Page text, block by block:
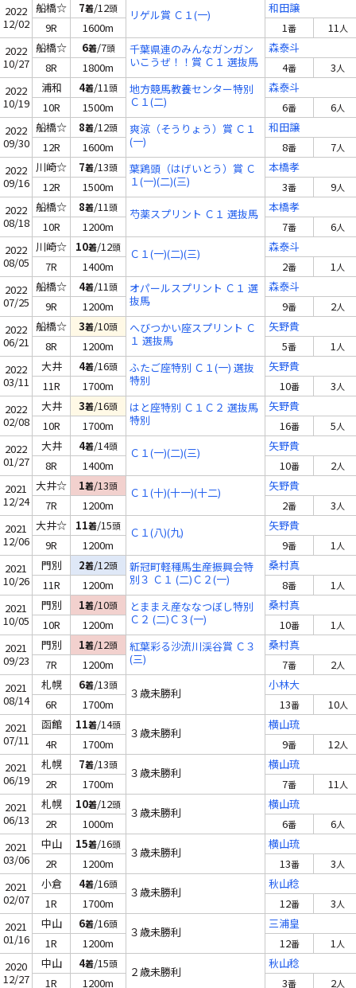
2022
12/02
船橋☆ 7着/12頭 リゲル賞 Ｃ１(一)
和田譲
9R
1600m 1番 11人
2022
10/27
船橋☆ 6着/7頭
千葉県連のみんなガンガン
いこうぜ！！賞 Ｃ１ 選抜馬
森泰斗
8R
1800m 4番 3人
2022
10/19
浦和 4着/11頭
地方競馬教養センター特別
Ｃ１(二)
森泰斗
10R
1500m 6番 6人
2022
09/30
船橋☆ 8着/12頭
爽涼（そうりょう）賞 Ｃ１
(一)
和田譲
12R
1600m 8番 7人
2022
09/16
川崎☆ 7着/13頭
葉鶏頭（はげいとう）賞 Ｃ
１(一)(二)(三)
本橋孝
12R
1500m 3番 9人
2022
08/18
船橋☆ 8着/11頭 芍薬スプリント Ｃ１ 選抜馬
本橋孝
10R
1200m 7番 6人
2022
08/05
川崎☆ 10着/12頭 Ｃ１(一)(二)(三)
森泰斗
7R
1400m 2番 1人
2022
07/25
船橋☆ 4着/11頭
オパールスプリント Ｃ１ 選
抜馬
森泰斗
9R
1200m 9番 2人
2022
06/21
船橋☆ 3着/10頭
へびつかい座スプリント Ｃ
１ 選抜馬
矢野貴
8R
1200m 5番 1人
2022
03/11
大井 4着/16頭
ふたご座特別 Ｃ１(一) 選抜
特別
矢野貴
11R
1700m 10番 3人
2022
02/08
大井 3着/16頭
はと座特別 Ｃ１Ｃ２ 選抜馬
特別
矢野貴
10R
1700m 16番 5人
2022
01/27
大井 4着/14頭 Ｃ１(一)(二)(三)
矢野貴
8R
1400m 10番 2人
2021
12/24
大井☆ 1着/13頭 Ｃ１(十)(十一)(十二)
矢野貴
7R
1200m 2番 3人
2021
12/06
大井☆ 11着/15頭 Ｃ１(八)(九)
矢野貴
9R
1200m 9番 1人
2021
10/26
門別 2着/12頭
新冠町軽種馬生産振興会特
別３ Ｃ１ (二)Ｃ２(一)
桑村真
11R
1200m 8番 1人
2021
10/05
門別 1着/10頭
とままえ産ななつぼし特別
Ｃ２ (二)Ｃ３(一)
桑村真
10R
1200m 10番 1人
2021
09/23
門別 1着/12頭
紅葉彩る沙流川渓谷賞 Ｃ３
(三)
桑村真
7R
1200m 7番 2人
2021
08/14
札幌 6着/13頭
３歳未勝利
小林大
6R
1700m 13番 10人
2021
07/11
函館 11着/14頭
３歳未勝利
横山琉
4R
1700m 9番 12人
2021
06/19
札幌 7着/13頭
３歳未勝利
横山琉
2R
1700m 7番 11人
2021
06/13
札幌 10着/12頭
３歳未勝利
横山琉
2R
1000m 6番 6人
2021
03/06
中山 15着/16頭
３歳未勝利
横山琉
2R
1200m 13番 3人
2021
02/07
小倉 4着/16頭
３歳未勝利
秋山稔
1R
1700m 12番 3人
2021
01/16
中山 6着/16頭
３歳未勝利
三浦皇
1R
1200m 12番 1人
2020
12/27
中山 4着/15頭
２歳未勝利
秋山稔
1R
1200m 3番 2人